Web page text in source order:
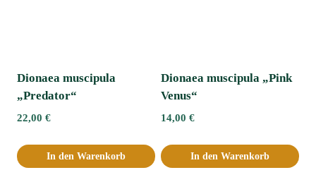
Dionaea muscipula
„Predator“
22,00 €
In den Warenkorb
Dionaea muscipula „Pink
Venus“
14,00 €
In den Warenkorb